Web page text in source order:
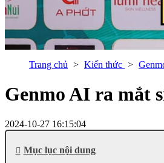
Trang chủ Kiến thức
Genmo AI ra mắt
2024-10-27 16:15:04
Mục lục nội dung